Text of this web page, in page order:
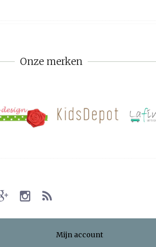
Onze merken
Mijn account